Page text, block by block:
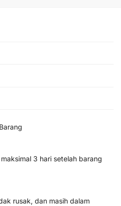
3 hari setelah barang
rusak, dan masih dalam